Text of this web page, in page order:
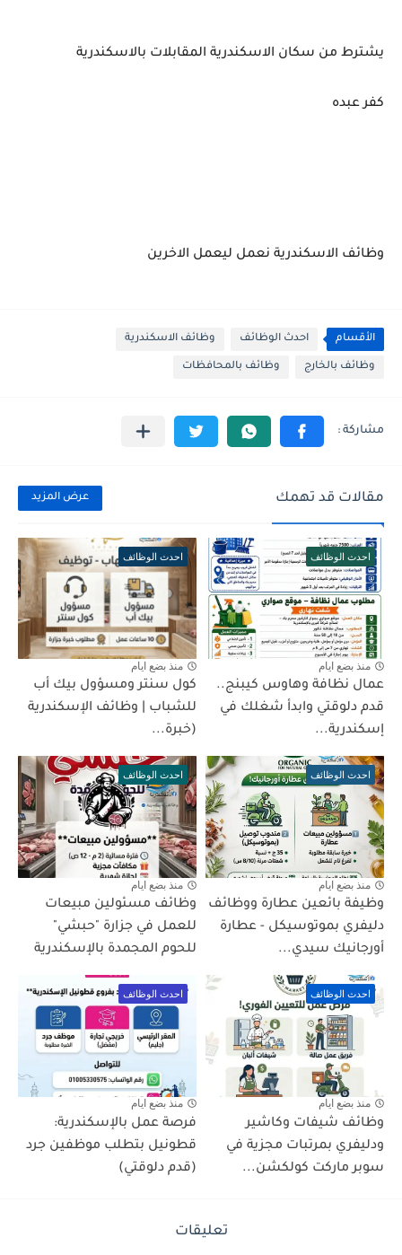
يشترط من سكان الاسكندرية المقابلات بالاسكندرية
كفر عبده
وظائف الاسكندرية نعمل ليعمل الاخرين
الأقسام احدث الوظائف وظائف الاسكندرية
وظائف بالخارج وظائف بالمحافظات
مقالات قد تهمك عرض المزيد
احدث الوظائف
منذ بضع ايام
عمال نظافة وهاوس كيبنج..
قدم دلوقتي وابدأ شغلك في
إسكندرية...
احدث الوظائف
منذ بضع ايام
كول سنتر ومسؤول بيك أب
للشباب | وظائف الإسكندرية
(خبرة...
احدث الوظائف
منذ بضع ايام
وظيفة بائعين عطارة ووظائف
دليفري بموتوسيكل - عطارة
أورجانيك سيدي...
احدث الوظائف
منذ بضع ايام
وظائف مسئولين مبيعات
للعمل في جزارة "حبشي"
للحوم المجمدة بالإسكندرية
احدث الوظائف
منذ بضع ايام
وظائف شيفات وكاشير
ودليفري بمرتبات مجزية في
سوبر ماركت كولكشن...
احدث الوظائف
منذ بضع ايام
فرصة عمل بالإسكندرية:
قطونيل بتطلب موظفين جرد
(قدم دلوقتي)
تعليقات